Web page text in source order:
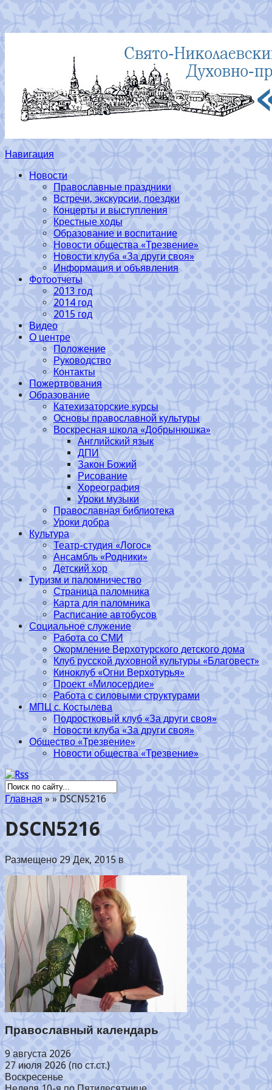
Навигация
Новости
Православные праздники
Встречи, экскурсии, поездки
Концерты и выступления
Крестные ходы
Образование и воспитание
Новости общества «Трезвение»
Новости клуба «За други своя»
Информация и объявления
Фотоотчеты
2013 год
2014 год
2015 год
Видео
О центре
Положение
Руководство
Контакты
Пожертвования
Образование
Катехизаторские курсы
Основы православной культуры
Воскресная школа «Добрынюшка»
Английский язык
ДПИ
Закон Божий
Рисование
Хореография
Уроки музыки
Православная библиотека
Уроки добра
Культура
Театр-студия «Логос»
Ансамбль «Родники»
Детский хор
Туризм и паломничество
Страница паломника
Карта для паломника
Расписание автобусов
Социальное служение
Работа со СМИ
Окормление Верхотурского детского дома
Клуб русской духовной культуры «Благовест»
Киноклуб «Огни Верхотурья»
Проект «Милосердие»
Работа с силовыми структурами
МПЦ с. Костылева
Подростковый клуб «За други своя»
Новости клуба «За други своя»
Общество «Трезвение»
Новости общества «Трезвение»
Главная » » DSCN5216
DSCN5216
Размещено 29 Дек, 2015 в
Православный календарь
9 августа 2026
27 июля 2026 (по ст.ст.)
Воскресенье